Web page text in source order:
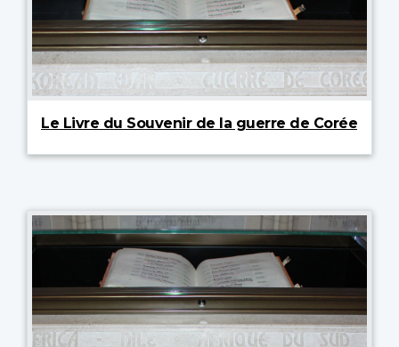
Le Livre du Souvenir de la guerre de Corée